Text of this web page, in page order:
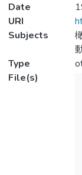
Date
URI
Subjects
Type
File(s)